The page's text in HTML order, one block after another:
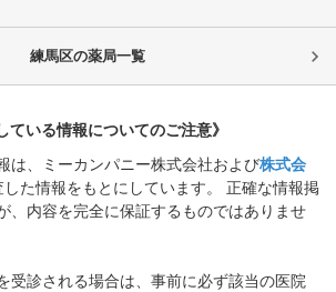
練馬区の薬局一覧
ている情報についてのご注意》
は、ミーカンパニー株式会社および株式会
した情報をもとにしています。 正確な情報掲
、内容を完全に保証するものではありませ
受診される場合は、事前に必ず該当の医院